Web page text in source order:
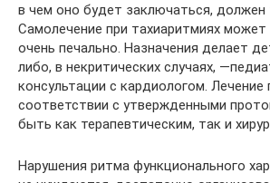
в чем оно будет заключаться, должен
Самолечение при тахиаритмиях может
очень печально. Назначения делает
либо, в некритических случаях,
консультации с кардиологом. Лечение
соответствии с утвержденными
быть как терапевтическим, так и
Нарушения ритма функционального